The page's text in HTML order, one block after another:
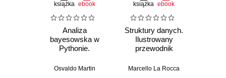
książka ebook
Analiza
bayesowska w
Pythonie.
przewodnik po
Osvaldo Martin
książka ebook
Struktury danych.
Ilustrowany
przewodnik
Marcello La Rocca